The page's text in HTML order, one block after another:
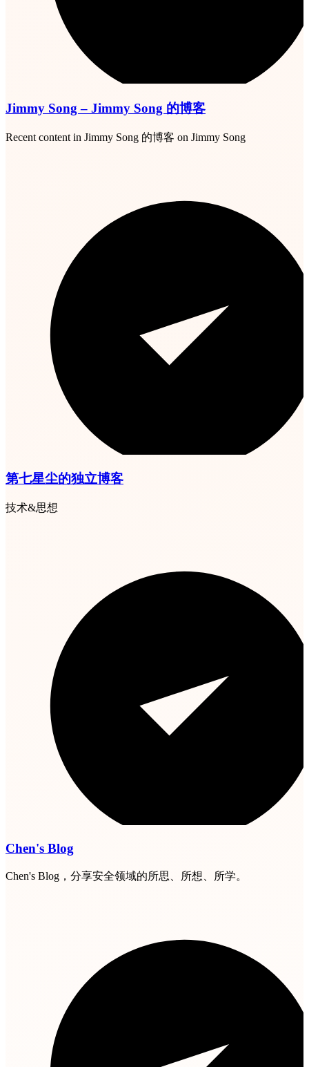
Jimmy Song – Jimmy Song 的博客
Recent content in Jimmy Song 的博客 on Jimmy Song
第七星尘的独立博客
技术&思想
Chen's Blog
Chen's Blog，分享安全领域的所思、所想、所学。